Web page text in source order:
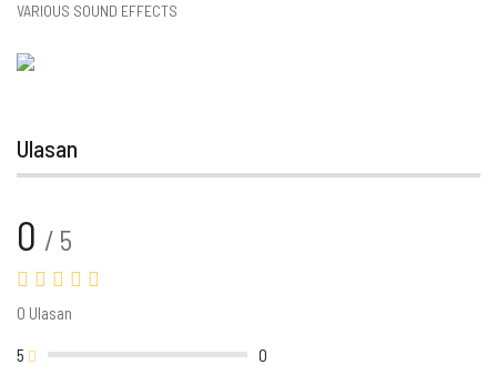
VARIOUS SOUND EFFECTS
Ulasan
0 / 5
0 Ulasan
5
0